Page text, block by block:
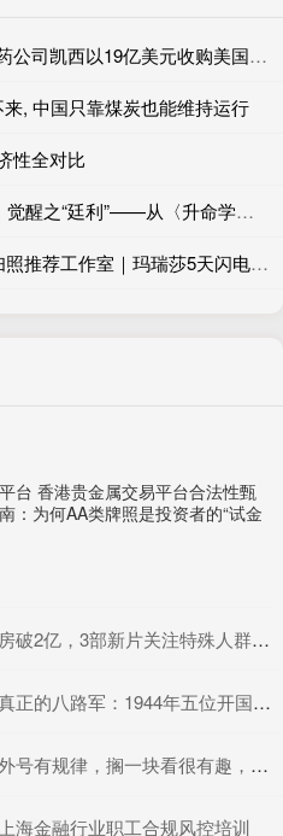
股米网配资公司官网 意大利制药公司凯西以19亿美元收购美国竞争对手KalVista
, 中国只靠煤炭也能维持运行
性全对比
贝格富配资官网 尊严之“挺立”，觉醒之“廷利”——从〈升命学说〉看一个名字的哲学史诗
股票配资网173官网 白鹅潭孕妇照推荐工作室｜玛瑞莎5天闪电出片，孕妈告别选片推销焦虑！
台 香港贵金属交易平台合法性甄
：为何AA类牌照是投资者的“试金
2亿，3部新片关注特殊人群困境
国元帅罕见合影，个个气质不凡_哈里森·福尔曼_照片_延安
一块看很有趣，老四最特殊，恐暗指一名人
海金融行业职工合规风控培训